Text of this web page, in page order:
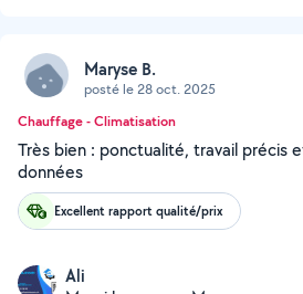
Maryse B.
posté le 28 oct. 2025
Chauffage - Climatisation
Très bien : ponctualité, travail précis
données
Excellent rapport qualité/prix
Ali